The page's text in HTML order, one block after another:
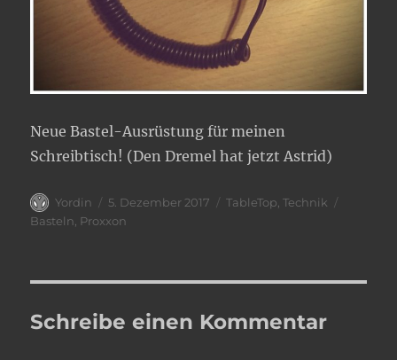
Neue Bastel-Ausrüstung für meinen
Schreibtisch! (Den Dremel hat jetzt Astrid)
Autor
Yordin
Veröffentlicht
am
5. Dezember 2017 Kategorien
TableTop ,Technik
Basteln Proxxon
Schreibe einen Kommentar